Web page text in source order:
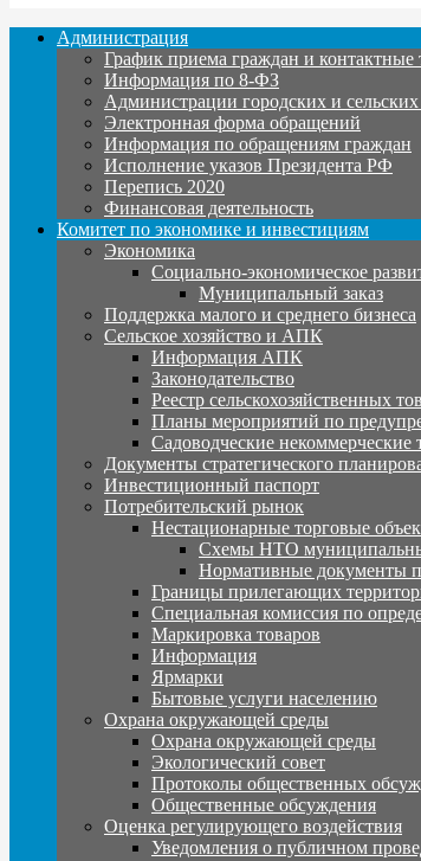
Администрация
График приема граждан и контактные
Информация по 8-ФЗ
Администрации городских и
Электронная форма обращений
Информация по обращениям граждан
Исполнение указов Президента РФ
Перепись 2020
Финансовая деятельность
Комитет по экономике и инвестициям
Экономика
Социально-экономическое
Муниципальный заказ
Поддержка малого и среднего бизнеса
Сельское хозяйство и АПК
Информация АПК
Законодательство
Реестр сельскохозяйственных
Планы мероприятий по
Садоводческие некоммерческие
Документы стратегического
Инвестиционный паспорт
Потребительский рынок
Нестационарные торговые
Схемы НТО
Нормативные документы
Границы прилегающих
Специальная комиссия по
Маркировка товаров
Информация
Ярмарки
Бытовые услуги населению
Охрана окружающей среды
Охрана окружающей среды
Экологический совет
Протоколы общественных
Общественные обсуждения
Оценка регулирующего воздействия
Уведомления о публичном